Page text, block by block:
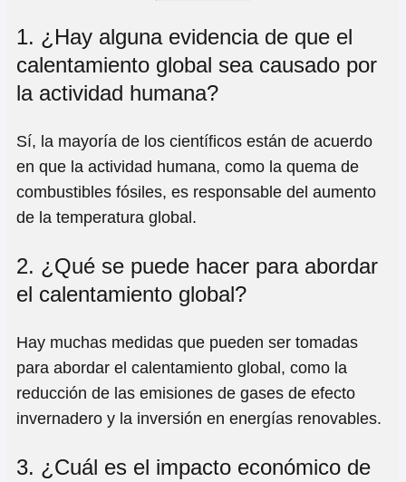
1. ¿Hay alguna evidencia de que el
calentamiento global sea causado por
la actividad humana?
Sí, la mayoría de los científicos están de acuerdo
en que la actividad humana, como la quema de
combustibles fósiles, es responsable del aumento
de la temperatura global.
2. ¿Qué se puede hacer para abordar
el calentamiento global?
Hay muchas medidas que pueden ser tomadas
para abordar el calentamiento global, como la
reducción de las emisiones de gases de efecto
invernadero y la inversión en energías renovables.
3. ¿Cuál es el impacto económico de